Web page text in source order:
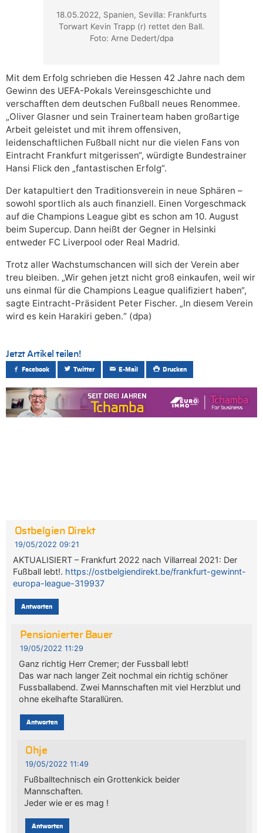
18.05.2022, Spanien, Sevilla: Frankfurts
Torwart Kevin Trapp (r) rettet den Ball.
Foto: Arne Dedert/dpa
Mit dem Erfolg schrieben die Hessen 42 Jahre nach dem
Gewinn des UEFA-Pokals Vereinsgeschichte und
verschafften dem deutschen Fußball neues Renommee.
„Oliver Glasner und sein Trainerteam haben großartige
Arbeit geleistet und mit ihrem offensiven,
leidenschaftlichen Fußball nicht nur die vielen Fans von
Eintracht Frankfurt mitgerissen“, würdigte Bundestrainer
Hansi Flick den „fantastischen Erfolg“.
Der katapultiert den Traditionsverein in neue Sphären –
sowohl sportlich als auch finanziell. Einen Vorgeschmack
auf die Champions League gibt es schon am 10. August
beim Supercup. Dann heißt der Gegner in Helsinki
entweder FC Liverpool oder Real Madrid.
Trotz aller Wachstumschancen will sich der Verein aber
treu bleiben. „Wir gehen jetzt nicht groß einkaufen, weil wir
uns einmal für die Champions League qualifiziert haben“,
sagte Eintracht-Präsident Peter Fischer. „In diesem Verein
wird es kein Harakiri geben.“ (dpa)
Jetzt Artikel teilen!
Facebook Twitter E-Mail Drucken
Ostbelgien Direkt
19/05/2022 09:21
AKTUALISIERT – Frankfurt 2022 nach Villarreal 2021: Der
Fußball lebt!. https://ostbelgiendirekt.be/frankfurt-gewinnt-
europa-league-319937
Antworten
Pensionierter Bauer
19/05/2022 11:29
Ganz richtig Herr Cremer; der Fussball lebt!
Das war nach langer Zeit nochmal ein richtig schöner
Fussballabend. Zwei Mannschaften mit viel Herzblut und
ohne ekelhafte Starallüren.
Antworten
Ohje
19/05/2022 11:49
Fußballtechnisch ein Grottenkick beider
Mannschaften.
Jeder wie er es mag !
Antworten